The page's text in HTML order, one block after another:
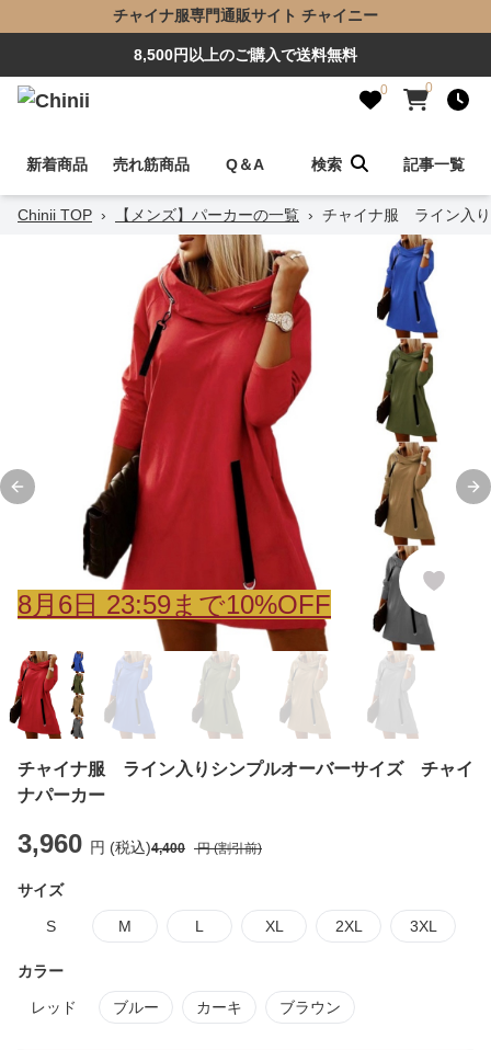
チャイナ服専門通販サイト チャイニー
8,500円以上のご購入で送料無料
0 0
新着商品 売れ筋商品 Q＆A 検索 記事一覧
Chinii TOP › 【メンズ】パーカーの一覧 › チャイナ服 ライン入
Previous slide
8月 6日 23:59まで10%OFF
チャイナ服 ライン入りシンプルオーバーサイズ チャイ
ナパーカー
3,960 円 (税込)4,400 円 (割引前)
サイズ
S M L XL 2XL 3XL
カラー
レッド ブルー カーキ ブラウン